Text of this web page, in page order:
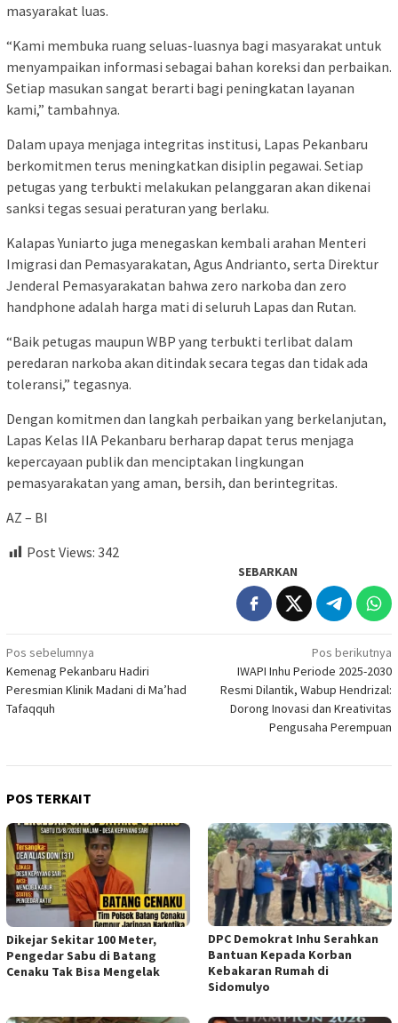
masyarakat luas.
“Kami membuka ruang seluas-luasnya bagi masyarakat untuk
menyampaikan informasi sebagai bahan koreksi dan perbaikan.
Setiap masukan sangat berarti bagi peningkatan layanan
kami,” tambahnya.
Dalam upaya menjaga integritas institusi, Lapas Pekanbaru
berkomitmen terus meningkatkan disiplin pegawai. Setiap
petugas yang terbukti melakukan pelanggaran akan dikenai
sanksi tegas sesuai peraturan yang berlaku.
Kalapas Yuniarto juga menegaskan kembali arahan Menteri
Imigrasi dan Pemasyarakatan, Agus Andrianto, serta Direktur
Jenderal Pemasyarakatan bahwa zero narkoba dan zero
handphone adalah harga mati di seluruh Lapas dan Rutan.
“Baik petugas maupun WBP yang terbukti terlibat dalam
peredaran narkoba akan ditindak secara tegas dan tidak ada
toleransi,” tegasnya.
Dengan komitmen dan langkah perbaikan yang berkelanjutan,
Lapas Kelas IIA Pekanbaru berharap dapat terus menjaga
kepercayaan publik dan menciptakan lingkungan
pemasyarakatan yang aman, bersih, dan berintegritas.
AZ – BI
Post Views: 342
SEBARKAN
Navigasi
pos
Pos sebelumnya
Kemenag Pekanbaru Hadiri
Peresmian Klinik Madani di Ma’had
Tafaqquh
Pos berikutnya
IWAPI Inhu Periode 2025-2030
Resmi Dilantik, Wabup Hendrizal:
Dorong Inovasi dan Kreativitas
Pengusaha Perempuan
POS TERKAIT
Dikejar Sekitar 100 Meter,
Pengedar Sabu di Batang
Cenaku Tak Bisa Mengelak
DPC Demokrat Inhu Serahkan
Bantuan Kepada Korban
Kebakaran Rumah di
Sidomulyo